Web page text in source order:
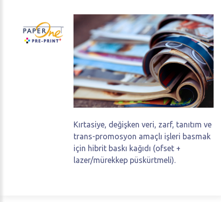
Kırtasiye, değişken veri, zarf, tanıtım ve
trans-promosyon amaçlı işleri basmak
için hibrit baskı kağıdı (ofset +
lazer/mürekkep püskürtmeli).